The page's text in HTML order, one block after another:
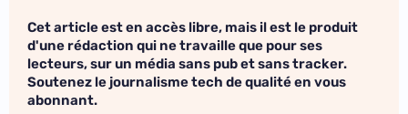
Cet article est en accès libre, mais il est le produit
d'une rédaction qui ne travaille que pour ses
lecteurs, sur un média sans pub et sans tracker.
Soutenez le journalisme tech de qualité en vous
abonnant.